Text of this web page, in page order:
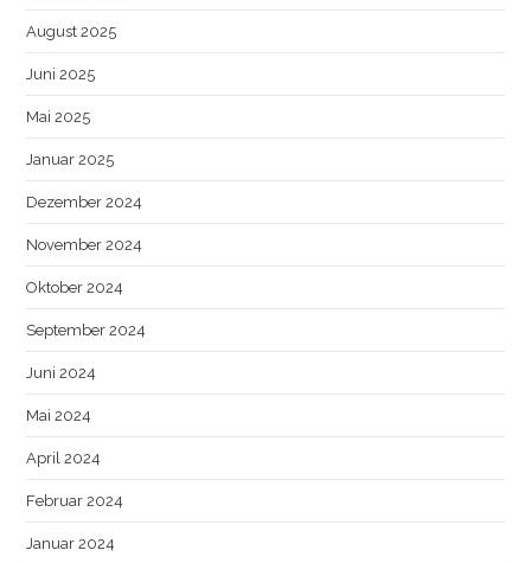
August 2025
Juni 2025
Mai 2025
Januar 2025
Dezember 2024
November 2024
Oktober 2024
September 2024
Juni 2024
Mai 2024
April 2024
Februar 2024
Januar 2024